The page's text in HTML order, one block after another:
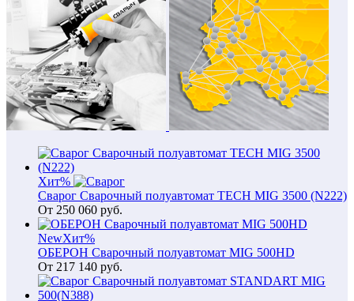
Хит%
Сварог Сварочный полуавтомат TECH MIG 3500 (N222)
От 250 060 руб.
NewХит%
ОБЕРОН Сварочный полуавтомат MIG 500HD
От 217 140 руб.